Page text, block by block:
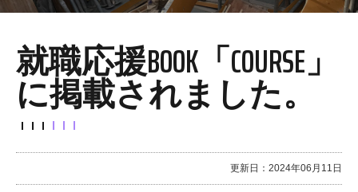
就職応援BOOK「COURSE」
に掲載されました。
更新日：2024年06月11日